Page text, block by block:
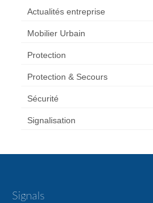
Actualités entreprise
Mobilier Urbain
Protection
Protection & Secours
Sécurité
Signalisation
Signals